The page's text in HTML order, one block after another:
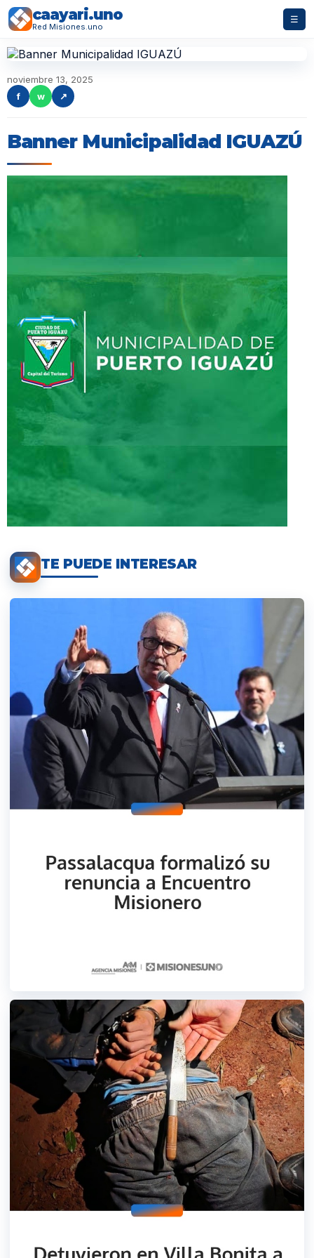
caayari.uno
Red Misiones.uno
☰
noviembre 13, 2025
f
w ↗
Banner Municipalidad IGUAZÚ
TE PUEDE INTERESAR